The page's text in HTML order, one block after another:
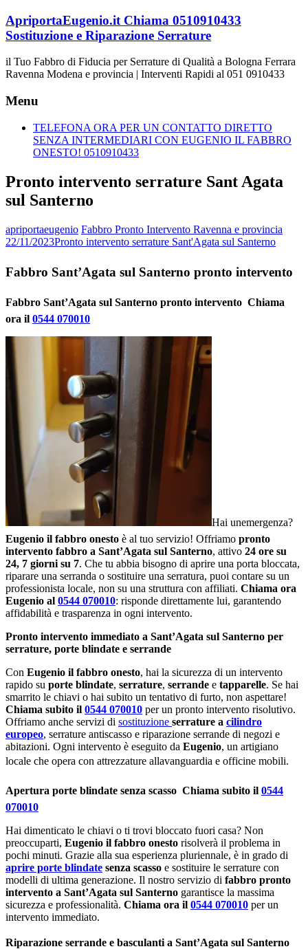
Vai
al
contenuto
ApriportaEugenio.it Chiama 0510910433
Sostituzione e Riparazione Serrature
il Tuo Fabbro di Fiducia per Serrature di Qualità a Bologna Ferrara
Ravenna Modena e provincia | Interventi Rapidi al 051 0910433
Menu
TELEFONA ORA PER UN CONTATTO DIRETTO
SENZA INTERMEDIARI CON EUGENIO IL FABBRO
ONESTO! 0510910433
Pronto intervento serrature Sant Agata
sul Santerno
apriportaeugenio Fabbro Pronto Intervento Ravenna e provincia
22/11/2023Pronto intervento serrature Sant'Agata sul Santerno
Fabbro Sant’Agata sul Santerno pronto intervento
Fabbro Sant’Agata sul Santerno pronto intervento  Chiama
ora il 0544 070010
Hai unemergenza?
Eugenio il fabbro onesto è al tuo servizio! Offriamo pronto
intervento fabbro a Sant’Agata sul Santerno, attivo 24 ore su
24, 7 giorni su 7. Che tu abbia bisogno di aprire una porta bloccata,
riparare una serranda o sostituire una serratura, puoi contare su un
professionista locale, non su una struttura con affiliati. Chiama ora
Eugenio al 0544 070010: risponde direttamente lui, garantendo
affidabilità e trasparenza in ogni intervento.
Pronto intervento immediato a Sant’Agata sul Santerno per
serrature, porte blindate e serrande
Con Eugenio il fabbro onesto, hai la sicurezza di un intervento
rapido su porte blindate, serrature, serrande e tapparelle. Se hai
smarrito le chiavi o hai subito un tentativo di furto, non aspettare!
Chiama subito il 0544 070010 per un pronto intervento risolutivo.
Offriamo anche servizi di sostituzione serrature a cilindro
europeo, serrature antiscasso e riparazione serrande di negozi e
abitazioni. Ogni intervento è eseguito da Eugenio, un artigiano
locale che opera con attrezzature allavanguardia e officine mobili.
Apertura porte blindate senza scasso  Chiama subito il 0544
070010
Hai dimenticato le chiavi o ti trovi bloccato fuori casa? Non
preoccuparti, Eugenio il fabbro onesto risolverà il problema in
pochi minuti. Grazie alla sua esperienza pluriennale, è in grado di
aprire porte blindate senza scasso e sostituire le serrature con
modelli di ultima generazione. Il nostro servizio di fabbro pronto
intervento a Sant’Agata sul Santerno garantisce la massima
sicurezza e professionalità. Chiama ora il 0544 070010 per un
intervento immediato.
Riparazione serrande e basculanti a Sant’Agata sul Santerno 